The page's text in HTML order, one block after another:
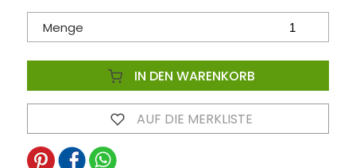
Menge
IN DEN WARENKORB
AUF DIE MERKLISTE